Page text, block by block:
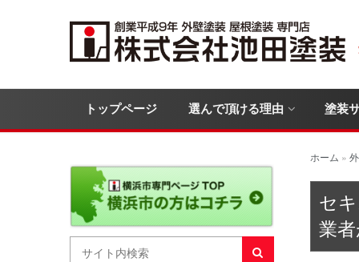
トップページ 選んで頂ける理由 塗装
ホーム »
セ
業